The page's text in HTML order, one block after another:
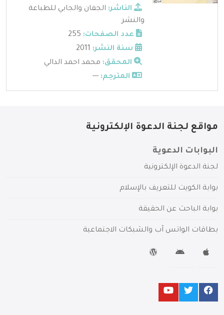
الناشر: الجفان والجابي للطباعة
والنشر
عدد الصفحات:
سنة النشر:
المحقق: محمد احمد الدالي
المترجم: ---
مواقع لجنة الدعوة الإلكترونية
البوابات الدعوية
لجنة الدعوة الإلكترونية
بوابة الكويت للتعريف بالإسلام
بوابة الباحث عن الحقيقة
بطاقات الواتس آب والشبكات الاجتماعية